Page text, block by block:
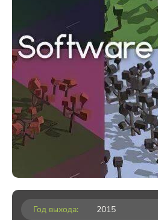
Год выхода:
2015